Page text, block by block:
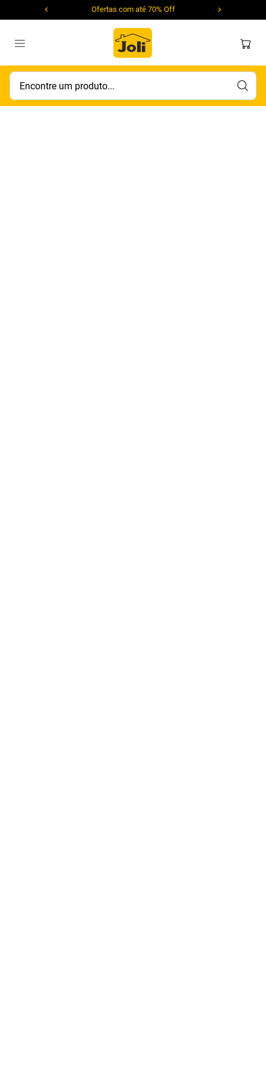
Ofertas com até 70% Off
Encontre um produto...